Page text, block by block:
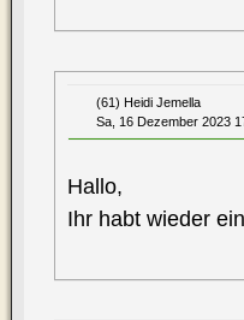
(61) Heidi Jemella
Sa, 16 Dezember 2023
Hallo,
Ihr habt wieder